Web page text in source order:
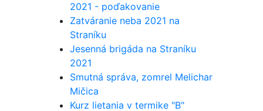
2021 - poďakovanie
Zatváranie neba 2021 na
Straníku
Jesenná brigáda na Straníku
2021
Smutná správa, zomrel Melichar
Mičica
Kurz lietania v termike "B"